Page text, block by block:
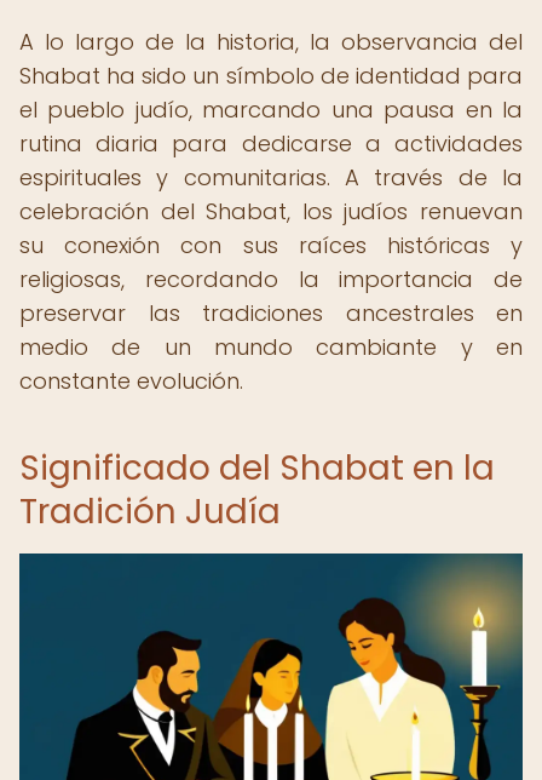
A lo largo de la historia, la observancia del
Shabat ha sido un símbolo de identidad para
el pueblo judío, marcando una pausa en la
rutina diaria para dedicarse a actividades
espirituales y comunitarias. A través de la
celebración del Shabat, los judíos renuevan
su conexión con sus raíces históricas y
religiosas, recordando la importancia de
preservar las tradiciones ancestrales en
medio de un mundo cambiante y en
constante evolución.
Significado del Shabat en la
Tradición Judía